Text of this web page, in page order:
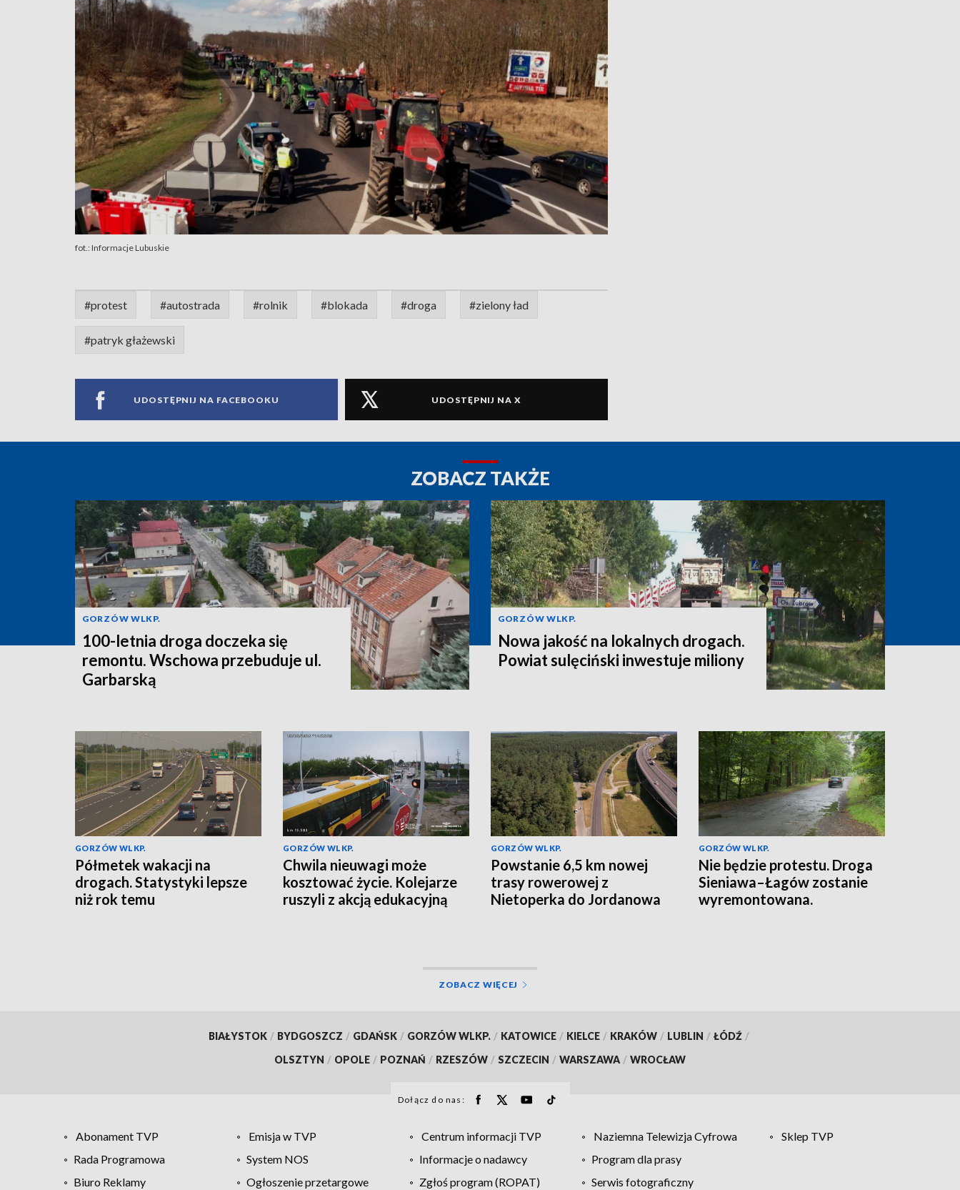
fot.: Informacje Lubuskie
#protest #autostrada #rolnik #blokada #droga #zielony ład
#patryk głażewski
UDOSTĘPNIJ NA FACEBOOKU UDOSTĘPNIJ NA X
ZOBACZ TAKŻE
GORZÓW WLKP.
100-letnia droga doczeka się
remontu. Wschowa przebuduje ul.
Garbarską
GORZÓW WLKP.
Nowa jakość na lokalnych drogach.
Powiat sulęciński inwestuje miliony
GORZÓW WLKP.
Półmetek wakacji na
drogach. Statystyki lepsze
niż rok temu
GORZÓW WLKP.
Chwila nieuwagi może
kosztować życie. Kolejarze
ruszyli z akcją edukacyjną
GORZÓW WLKP.
Powstanie 6,5 km nowej
trasy rowerowej z
Nietoperka do Jordanowa
GORZÓW WLKP.
Nie będzie protestu. Droga
Sieniawa–Łagów zostanie
wyremontowana.
ZOBACZ WIĘCEJ
BIAŁYSTOK / BYDGOSZCZ / GDAŃSK / GORZÓW WLKP. / KATOWICE / KIELCE / KRAKÓW / LUBLIN / ŁÓDŹ /
OLSZTYN / OPOLE / POZNAŃ / RZESZÓW / SZCZECIN / WARSZAWA / WROCŁAW
Dołącz do nas:
Abonament TVP Emisja w TVP Centrum informacji TVP Naziemna Telewizja Cyfrowa
Sklep TVP
Rada Programowa
System NOS Informacje o nadawcy
Program dla prasy
Biuro Reklamy
Ogłoszenie przetargowe Zgłoś program (ROPAT) Serwis fotograficzny